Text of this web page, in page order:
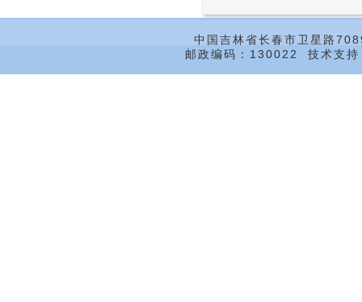
中国吉林省长春市卫星路
邮政编码：130022 技术支